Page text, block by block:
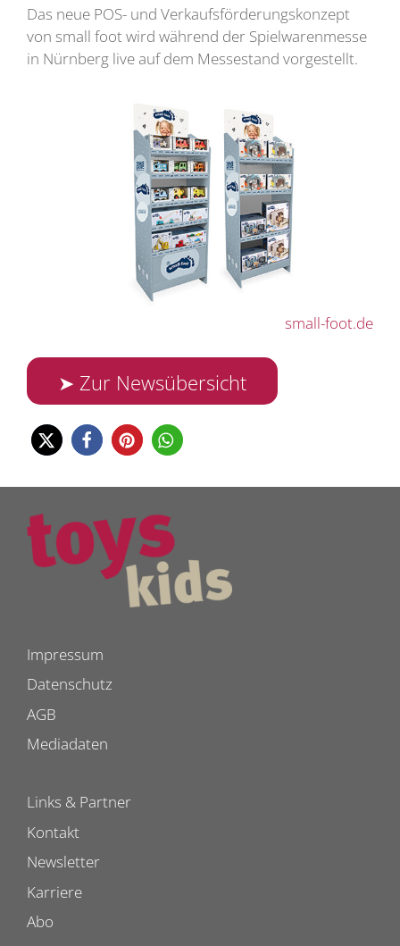
Das neue POS- und Verkaufsförderungskonzept
von small foot wird während der Spielwarenmesse
in Nürnberg live auf dem Messestand vorgestellt.
small-foot.de
➤ Zur Newsübersicht
Impressum
Datenschutz
AGB
Mediadaten
Links & Partner
Kontakt
Newsletter
Karriere
Abo